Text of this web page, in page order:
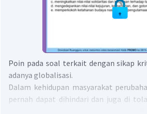
Poin pada soal terkait dengan sikap
adanya globalisasi.
Dalam kehidupan masyarakat
pernah dapat dihindari dan juga di